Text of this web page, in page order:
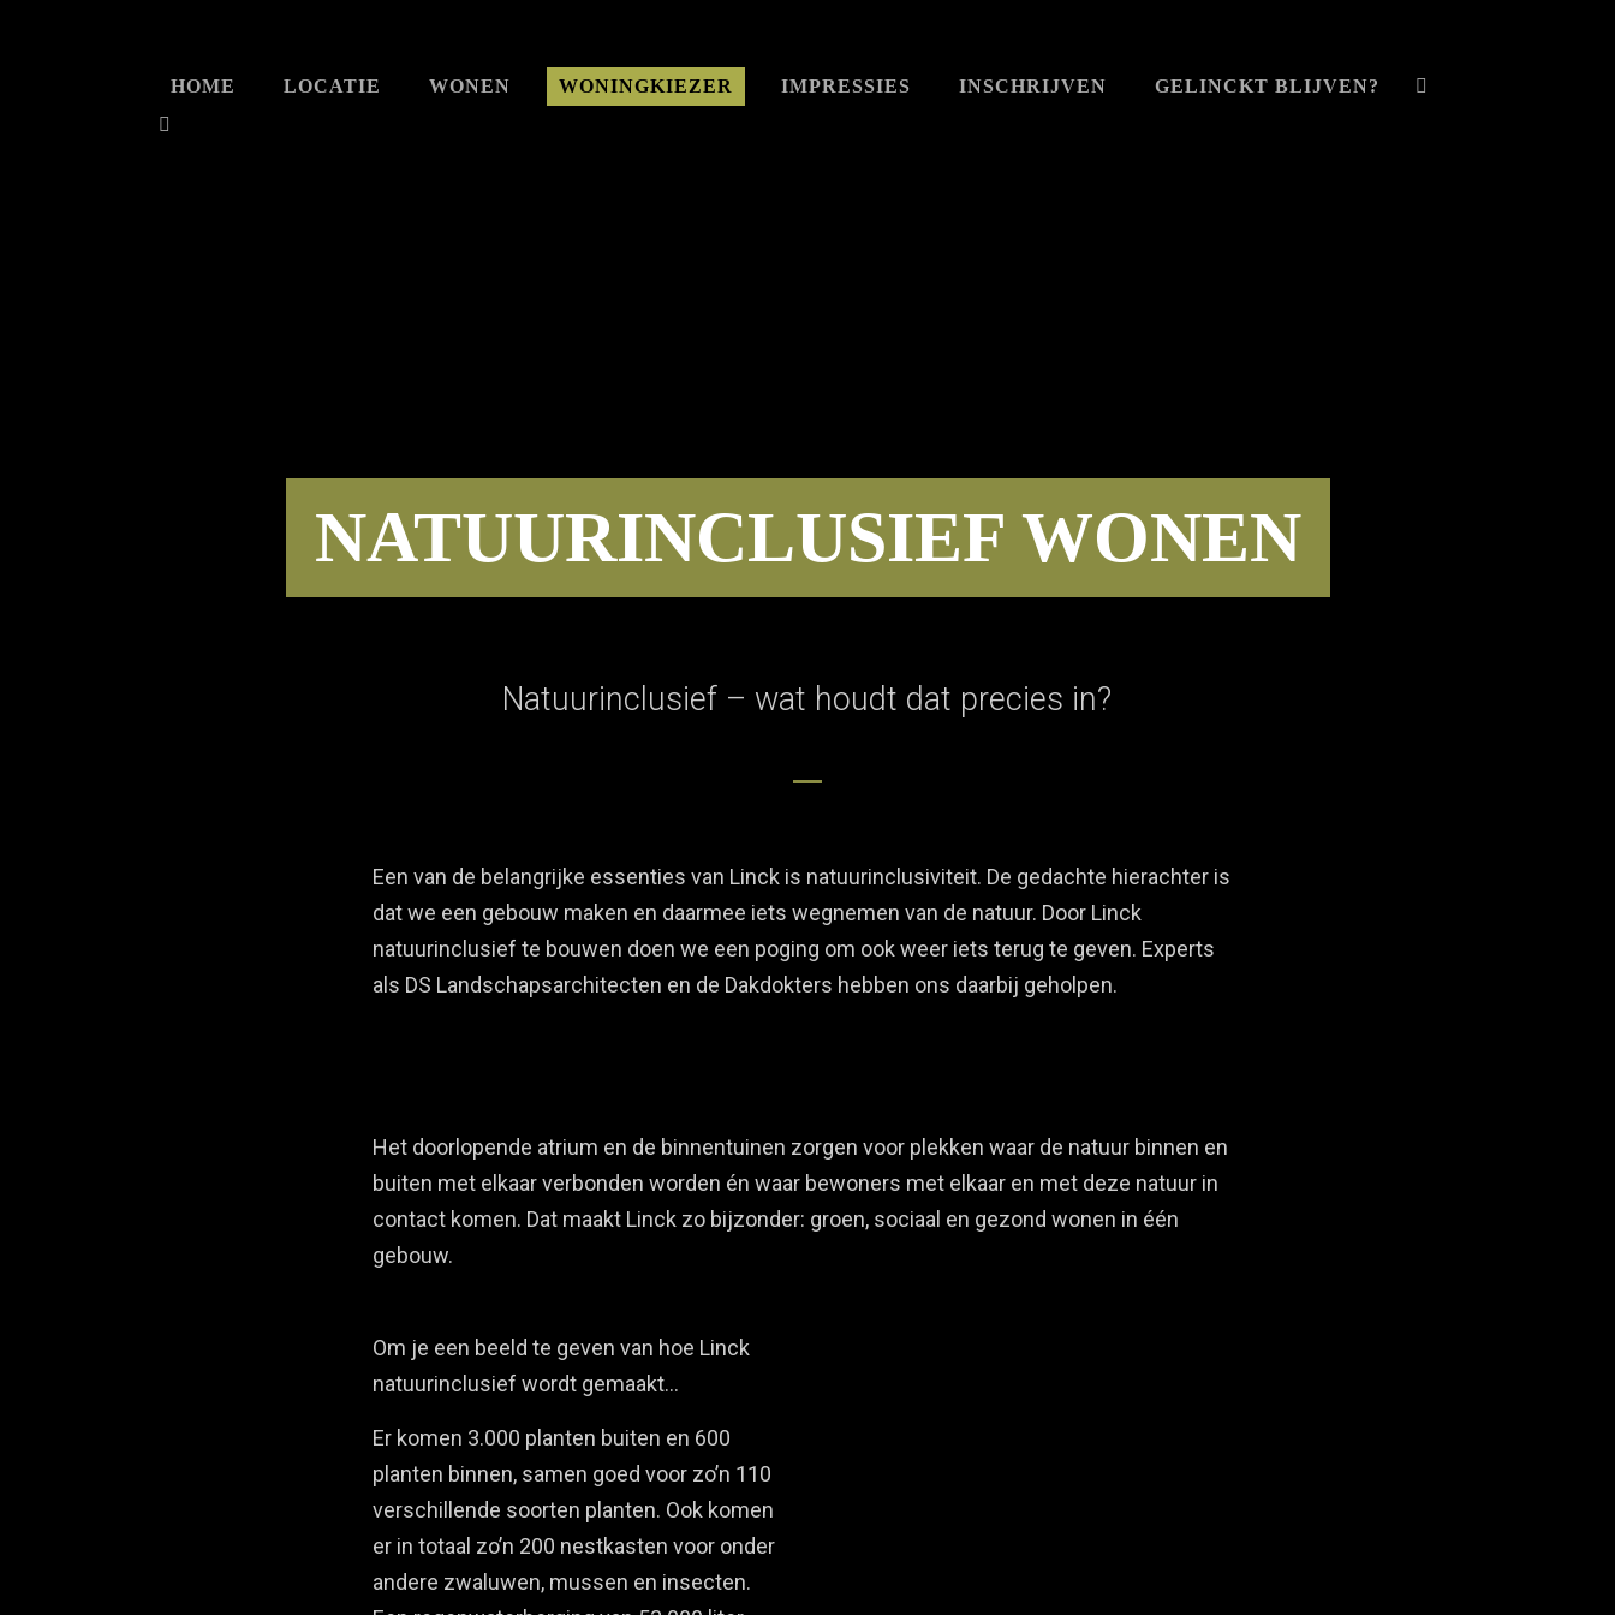
HOME LOCATIE WONEN WONINGKIEZER IMPRESSIES INSCHRIJVEN GELINCKT BLIJVEN?
NATUURINCLUSIEF WONEN
Natuurinclusief – wat houdt dat precies in?
Een van de belangrijke essenties van Linck is natuurinclusiviteit. De gedachte hierachter is
dat we een gebouw maken en daarmee iets wegnemen van de natuur. Door Linck
natuurinclusief te bouwen doen we een poging om ook weer iets terug te geven. Experts
als DS Landschapsarchitecten en de Dakdokters hebben ons daarbij geholpen.
Het doorlopende atrium en de binnentuinen zorgen voor plekken waar de natuur binnen en
buiten met elkaar verbonden worden én waar bewoners met elkaar en met deze natuur in
contact komen. Dat maakt Linck zo bijzonder: groen, sociaal en gezond wonen in één
gebouw.
Om je een beeld te geven van hoe Linck
natuurinclusief wordt gemaakt…
Er komen 3.000 planten buiten en 600
planten binnen, samen goed voor zo’n 110
verschillende soorten planten. Ook komen
er in totaal zo’n 200 nestkasten voor onder
andere zwaluwen, mussen en insecten.